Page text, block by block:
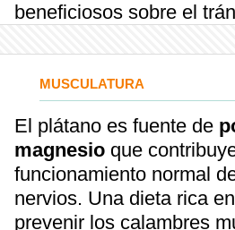
beneficiosos sobre el
MUSCULATURA
El plátano es fuente de
magnesio que
funcionamiento normal
nervios. Una dieta rica
prevenir los calambres